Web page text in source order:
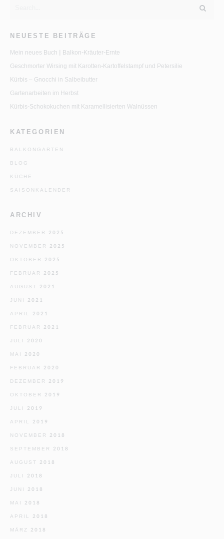
NEUESTE BEITRÄGE
Mein neues Buch | Balkon-Kräuter-Ernte
Geschmorter Wirsing mit Karotten-Kartoffelstampf und Petersilie
Kürbis – Gnocchi in Salbeibutter
Gartenarbeiten im Herbst
Kürbis-Schokokuchen mit Karamellisierten Walnüssen
KATEGORIEN
BALKONGARTEN
BLOG
KÜCHE
SAISONKALENDER
ARCHIV
DEZEMBER 2025
NOVEMBER 2025
OKTOBER 2025
FEBRUAR 2025
AUGUST 2021
JUNI 2021
APRIL 2021
FEBRUAR 2021
JULI 2020
MAI 2020
FEBRUAR 2020
DEZEMBER 2019
OKTOBER 2019
JULI 2019
APRIL 2019
NOVEMBER 2018
SEPTEMBER 2018
AUGUST 2018
JULI 2018
JUNI 2018
MAI 2018
APRIL 2018
MÄRZ 2018